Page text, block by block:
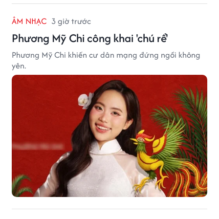
ÂM NHẠC 3 giờ trước
Phương Mỹ Chi công khai 'chú rể'
Phương Mỹ Chi khiến cư dân mạng đứng ngồi không
yên.